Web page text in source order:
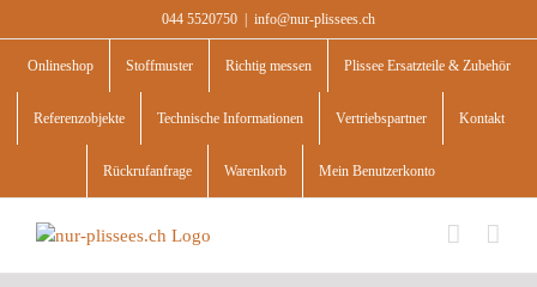
to
content
044 5520750 info@nur-plissees.ch
Onlineshop Stoffmuster Richtig messen Plissee Ersatzteile & Zubehör
Referenzobjekte Technische Informationen Vertriebspartner Kontakt
Rückrufanfrage Warenkorb Mein Benutzerkonto